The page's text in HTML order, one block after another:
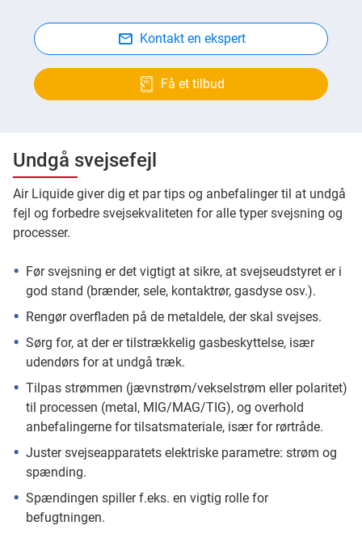
Kontakt en ekspert
Få et tilbud
Undgå svejsefejl
Air Liquide giver dig et par tips og anbefalinger til at undgå
fejl og forbedre svejsekvaliteten for alle typer svejsning og
processer.
Før svejsning er det vigtigt at sikre, at svejseudstyret er i
god stand (brænder, sele, kontaktrør, gasdyse osv.).
Rengør overfladen på de metaldele, der skal svejses.
Sørg for, at der er tilstrækkelig gasbeskyttelse, især
udendørs for at undgå træk.
Tilpas strømmen (jævnstrøm/vekselstrøm eller polaritet)
til processen (metal, MIG/MAG/TIG), og overhold
anbefalingerne for tilsatsmateriale, især for rørtråde.
Juster svejseapparatets elektriske parametre: strøm og
spænding.
Spændingen spiller f.eks. en vigtig rolle for
befugtningen.